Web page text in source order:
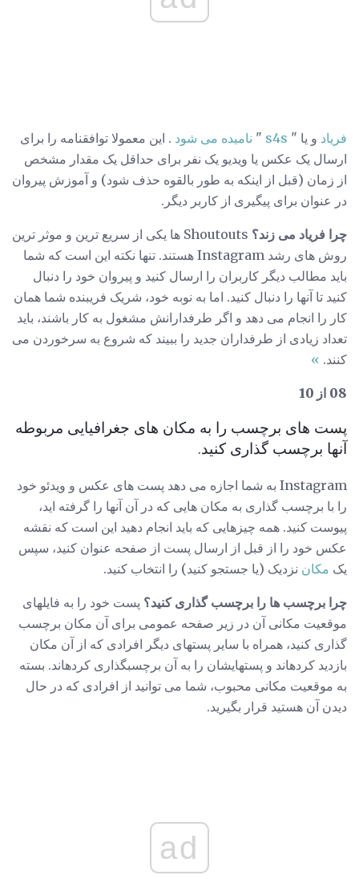
فریاد و یا " s4s
" نامیده می شود . این معمولا توافقنامه را برای
ارسال یک عکس یا ویدیو یک نفر برای حداقل یک مقدار مشخص
از زمان (قبل از اینکه به طور بالقوه حذف شود) و آموزش پیروان
در عنوان برای پیگیری از کاربر دیگر.
چرا فریاد می زند؟
Shoutouts ها یکی از سریع ترین و موثر ترین
روش های رشد Instagram هستند. تنها نکته این است که شما
باید مطالب دیگر کاربران را ارسال کنید و پیروان خود را دنبال
کنید تا آنها را دنبال کنید. اما به نوبه خود، شریک فریبنده شما همان
کار را انجام می دهد و اگر طرفدارانش مشغول به کار باشند، باید
تعداد زیادی از طرفداران جدید را ببیند که شروع به سرخوردن می
کنند. »
08 از 10
پست های برچسب را به مکان های جغرافیایی مربوطه
آنها برچسب گذاری کنید.
Instagram به شما اجازه می دهد پست های عکس و ویدئو خود
را با برچسب گذاری به مکان هایی که در آن آنها را گرفته اید،
پیوست کنید. همه چیزهایی که باید انجام دهید این است که نقشه
عکس خود را از قبل از ارسال پست از صفحه عنوان کنید، سپس
یک مکان نزدیک (یا جستجو کنید) را انتخاب کنید.
چرا برچسب ها را برچسب گذاری کنید؟ پست خود را به فایلهای
موقعیت مکانی آن در زیر صفحه عمومی برای آن مکان برچسب
گذاری کنید، همراه با سایر پستهای دیگر افرادی که از آن مکان
بازدید کردهاند و پستهایشان را به آن برچسبگذاری کردهاند. بسته
به موقعیت مکانی محبوب، شما می توانید از افرادی که در حال
دیدن آن هستید قرار بگیرید.
ad